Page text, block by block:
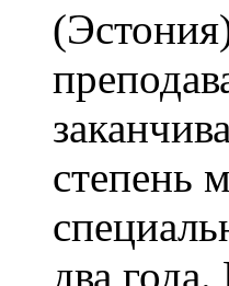
степень
два